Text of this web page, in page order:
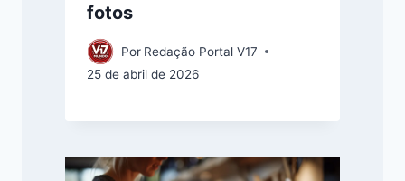
fotos
Por Redação Portal V17
25 de abril de 2026